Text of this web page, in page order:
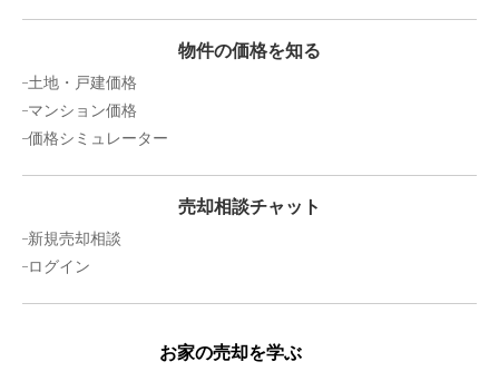
物件の価格を知る
土地・戸建価格
マンション価格
価格シミュレーター
売却相談チャット
新規売却相談
ログイン
お家の売却を学ぶ